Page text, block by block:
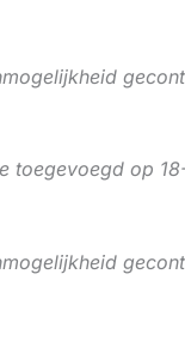
toegevoegd op